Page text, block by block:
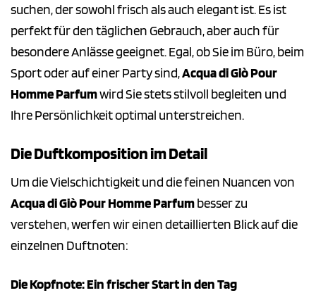
suchen, der sowohl frisch als auch elegant ist. Es ist
perfekt für den täglichen Gebrauch, aber auch für
besondere Anlässe geeignet. Egal, ob Sie im Büro, beim
Sport oder auf einer Party sind,Acqua di Giò Pour
Homme Parfumwird Sie stets stilvoll begleiten und
Ihre Persönlichkeit optimal unterstreichen.
Die Duftkomposition im Detail
Um die Vielschichtigkeit und die feinen Nuancen von
Acqua di Giò Pour Homme Parfumbesser zu
verstehen, werfen wir einen detaillierten Blick auf die
einzelnen Duftnoten:
Die Kopfnote: Ein frischer Start in den Tag